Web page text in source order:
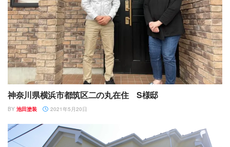
神奈川県横浜市都筑区二の丸在住 S様邸
BY 池田塗装 2021年5月20日